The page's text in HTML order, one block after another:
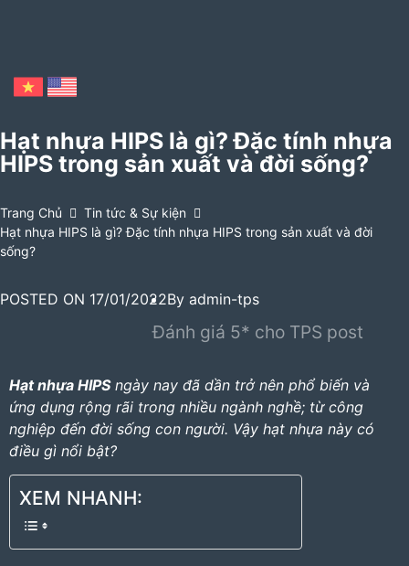
Hạt nhựa HIPS là gì? Đặc tính nhựa
HIPS trong sản xuất và đời sống?
Trang Chủ
Tin tức & Sự kiện
Hạt nhựa HIPS là gì? Đặc tính nhựa HIPS trong sản xuất và đời
sống?
POSTED ON 17/01/2022By admin-tps
Đánh giá 5* cho TPS post
Hạt nhựa HIPSngày nay đã dần trở nên phổ biến và
ứng dụng rộng rãi trong nhiều ngành nghề; từ công
nghiệp đến đời sống con người. Vậy hạt nhựa này có
điều gì nổi bật?
XEM NHANH: